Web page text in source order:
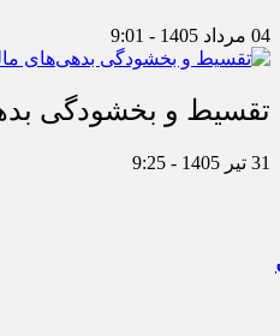
04 مرداد 1405 - 9:01
تقسیط و بخشودگی
31 تیر 1405 - 9:25